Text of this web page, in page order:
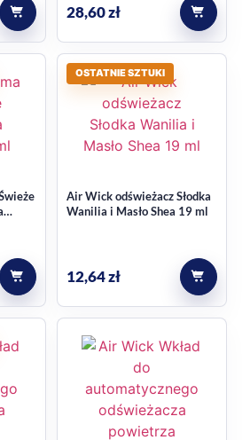
poziomów intensywności, co ułatwia
do własnych preferencji i wielkości
28,60zł
OSTATNIE SZTUKI
Air Wick odświeżacz Słodka
Wanilia i Masło Shea 19 ml
12,64zł